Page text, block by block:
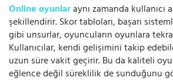
Online oyunlaraynı zamanda kullanıcı
şekillendirir. Skor tabloları, başarı
gibi unsurlar, oyuncuların oyunlara
Kullanıcılar, kendi gelişimini takip
uzun süre vakit geçirir. Bu da kaliteli
eğlence değil süreklilik de sunduğunu